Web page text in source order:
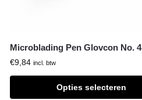
Microblading Pen Glovcon No. 4
€9,84 incl. btw
Opties selecteren